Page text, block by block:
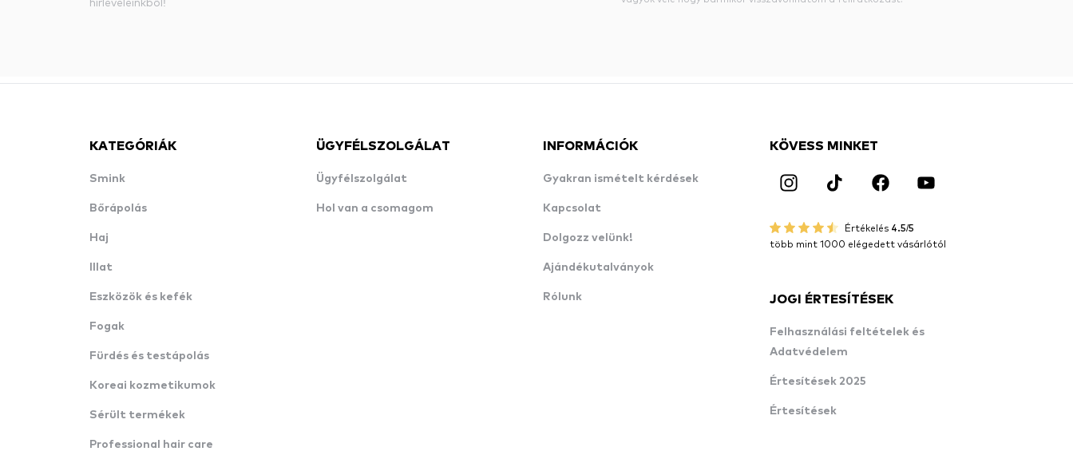
KATEGÓRIÁK
Smink
Bőrápolás
Haj
Illat
Eszközök és kefék
Fogak
Fürdés és testápolás
Koreai kozmetikumok
Sérült termékek
Professional hair care
ÜGYFÉLSZOLGÁLAT
Ügyfélszolgálat
Hol van a csomagom
INFORMÁCIÓK
Gyakran ismételt kérdések
Kapcsolat
Dolgozz velünk!
Ajándékutalványok
Rólunk
KÖVESS MINKET
Értékelés 4.5/5
több mint 1000 elégedett vásárlótól
JOGI ÉRTESÍTÉSEK
Felhasználási feltételek és
Adatvédelem
Értesítések 2025
Értesítések